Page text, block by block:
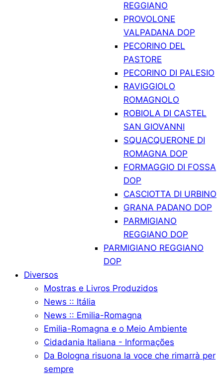
REGGIANO
PROVOLONE
VALPADANA DOP
PECORINO DEL
PASTORE
PECORINO DI PALESIO
RAVIGGIOLO
ROMAGNOLO
ROBIOLA DI CASTEL
SAN GIOVANNI
SQUACQUERONE DI
ROMAGNA DOP
FORMAGGIO DI FOSSA
DOP
CASCIOTTA DI URBINO
GRANA PADANO DOP
PARMIGIANO
REGGIANO DOP
PARMIGIANO REGGIANO
DOP
Diversos
Mostras e Livros Produzidos
News :: Itália
News :: Emilia-Romagna
Emilia-Romagna e o Meio Ambiente
Cidadania Italiana - Informações
Da Bologna risuona la voce che rimarrà per
sempre